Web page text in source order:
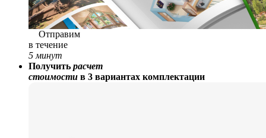
Отправим
в течение
5 минут
Получить расчет
стоимости в 3 вариантах комплектации